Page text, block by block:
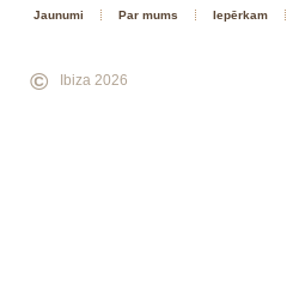
Jaunumi Par mums Iepērkam
© Ibiza 2026